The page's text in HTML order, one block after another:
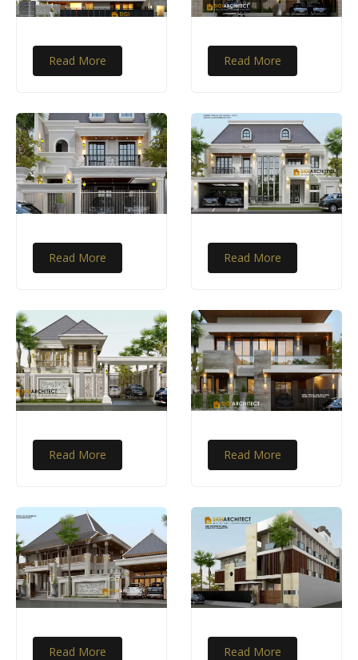
Read More Read More
Read More Read More
Read More Read More
Read More Read More